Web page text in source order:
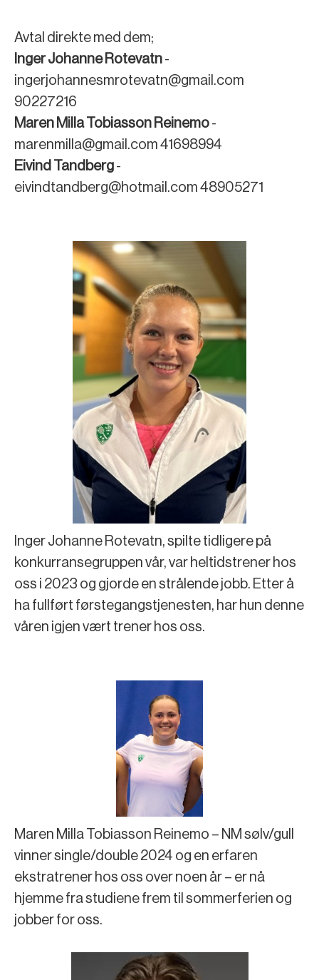
Avtal direkte med dem;
Inger Johanne Rotevatn -
ingerjohannesmrotevatn@gmail.com
90227216
Maren Milla Tobiasson Reinemo -
marenmilla@gmail.com 41698994
Eivind Tandberg -
eivindtandberg@hotmail.com 48905271
Inger Johanne Rotevatn, spilte tidligere på
konkurransegruppen vår, var heltidstrener hos
oss i 2023 og gjorde en strålende jobb. Etter å
ha fullført førstegangstjenesten, har hun denne
våren igjen vært trener hos oss.
Maren Milla Tobiasson Reinemo – NM sølv/gull
vinner single/double 2024 og en erfaren
ekstratrener hos oss over noen år – er nå
hjemme fra studiene frem til sommerferien og
jobber for oss.